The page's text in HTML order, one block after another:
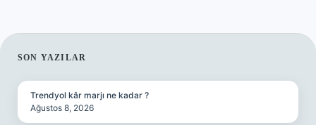
SIDEBAR
SON YAZILAR
Trendyol kâr marjı ne kadar ?
Ağustos 8, 2026